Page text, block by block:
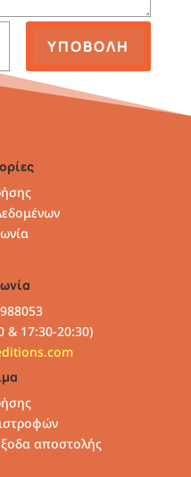
ΥΠΟΒΟΛΗ
& 17:30-20:30)
αποστολής